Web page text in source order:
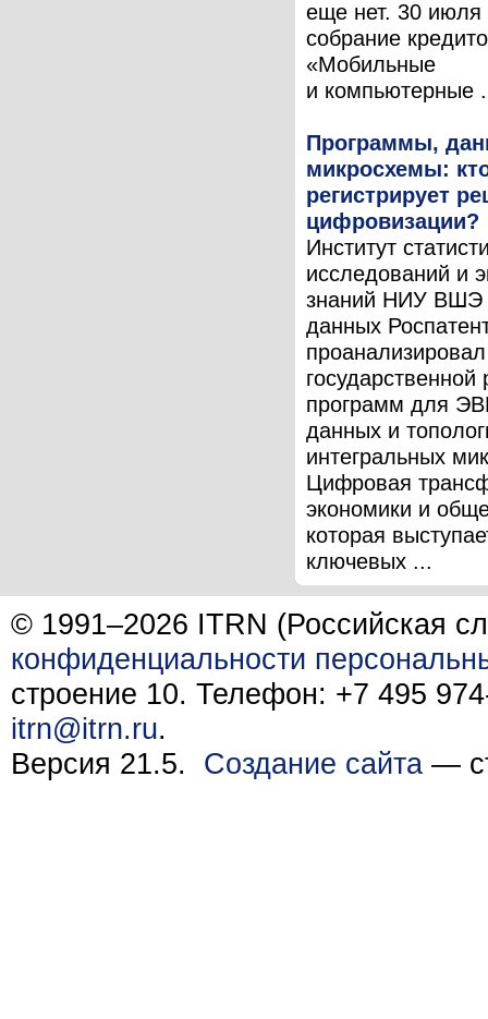
еще нет. 30 июля
собрание
«Мобильные
и компьютерные
Программы,
микросхемы:
регистрирует
цифровизации?
Институт
исследований и
знаний НИУ ВШЭ
данных
государственной
программ для
данных и
интегральных
Цифровая
экономики и
которая
ключевых ...
© 1991–2026 ITRN (Российская
конфиденциальности
строение 10. Телефон: +7 495
itrn@itrn.ru.
Версия 21.5. Создание сайта —